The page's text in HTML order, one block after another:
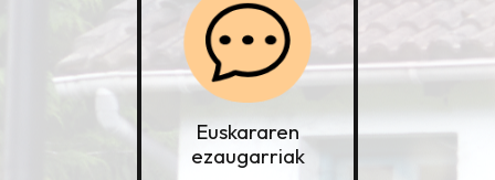
Euskararen
ezaugarriak